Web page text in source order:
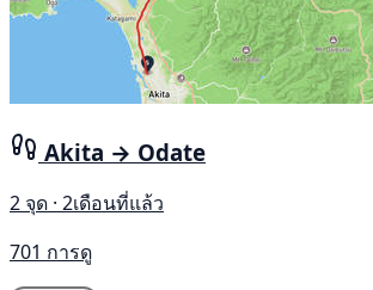
Akita → Odate
2 จุด · 2เดือนที่แล้ว
701 การดู